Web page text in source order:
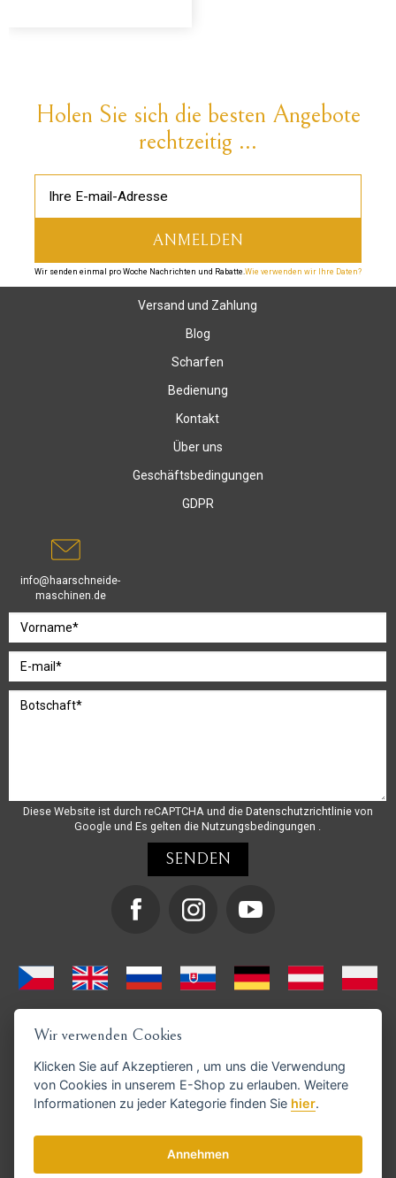
Holen Sie sich die besten Angebote
rechtzeitig ...
Wir senden einmal pro Woche Nachrichten und Rabatte.Wie verwenden wir Ihre Daten?
Versand und Zahlung
Blog
Scharfen
Bedienung
Kontakt
Über uns
Geschäftsbedingungen
GDPR
info@haarschneide-
maschinen.de
Diese Website ist durch reCAPTCHA und die Datenschutzrichtlinie von
Google und Es gelten die Nutzungsbedingungen .
GoPay-Zahlungen möglich
Wir verwenden Cookies
Klicken Sie auf Akzeptieren , um uns die Verwendung
von Cookies in unserem E-Shop zu erlauben. Weitere
Informationen zu jeder Kategorie finden Sie hier.
Annehmen